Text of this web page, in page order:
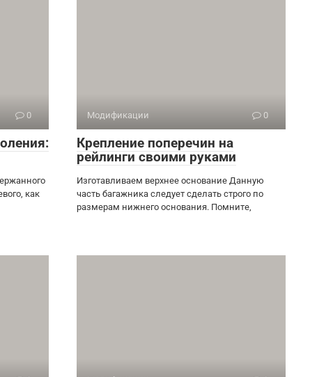
0
как
Модификации 0
Крепление поперечин на
рейлинги своими руками
Изготавливаем верхнее основание Данную
часть багажника следует сделать строго по
размерам нижнего основания. Помните,